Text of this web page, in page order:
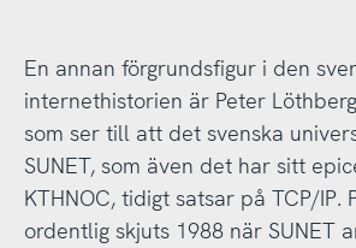
En annan förgrundsfigur i den
internethistorien är Peter
som ser till att det svenska
SUNET, som även det har sitt
KTHNOC, tidigt satsar på TCP/IP.
ordentlig skjuts 1988 när SUNET